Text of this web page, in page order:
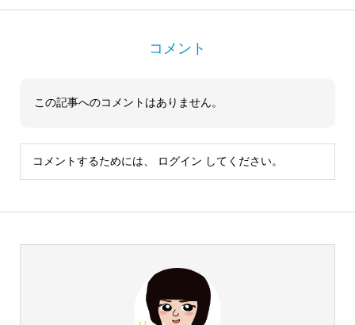
コメント
この記事へのコメントはありません。
コメントするためには、 ログイン してください。